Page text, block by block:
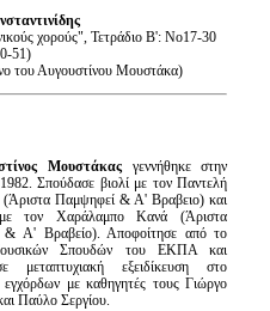
χορούς", Τετράδιο Β': Νο17-30
51)
του Αυγουστίνου Μουστάκα)
Μουστάκας γεννήθηκε στην
Σπούδασε βιολί με τον Παντελή
(Άριστα Παμψηφεί & Α' Βραβειο) και
τον Χαράλαμπο Κανά (Άριστα
& Α' Βραβείο). Αποφοίτησε από το
Σπουδών του ΕΚΠΑ και
μεταπτυχιακή εξειδίκευση στο
εγχόρδων με καθηγητές τους Γιώργο
Παύλο Σεργίου.